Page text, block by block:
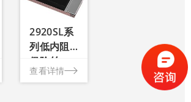
2920SL系
列低内阻
保险丝
查看详情